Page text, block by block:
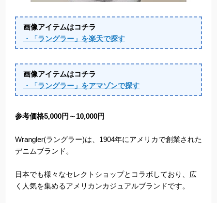
画像アイテムはコチラ
・「ラングラー」を楽天で探す
画像アイテムはコチラ
・「ラングラー」をアマゾンで探す
参考価格5,000円～10,000円
Wrangler(ラングラー)は、1904年にアメリカで創業された
デニムブランド。
日本でも様々なセレクトショップとコラボしており、広
く人気を集めるアメリカンカジュアルブランドです。